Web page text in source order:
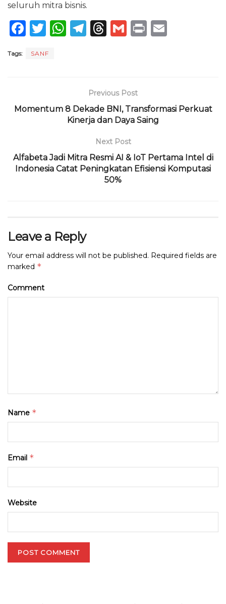
seluruh mitra bisnis.
F
c
o
T
it
W
p
p
T
ra
m
T
d
s
G P
Tags: SANF
Previous Post
Momentum 8 Dekade BNI, Transformasi Perkuat
Kinerja dan Daya Saing
Next Post
Alfabeta Jadi Mitra Resmi AI & IoT Pertama Intel di
Indonesia Catat Peningkatan Efisiensi Komputasi
50%
Leave a Reply
Your email address will not be published. Required fields are
marked *
Comment
Name *
Email *
Website